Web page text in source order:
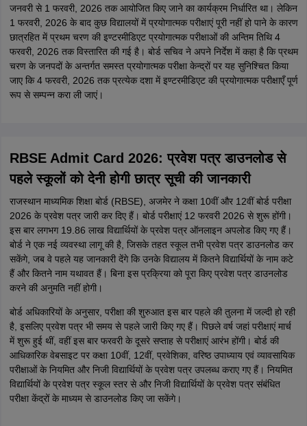
जनवरी से 1 फरवरी, 2026 तक आयोजित किए जाने का कार्यक्रम निर्धारित था। लेकिन
1 फरवरी, 2026 के बाद कुछ विद्यालयों में प्रयोगात्मक परीक्षाएं पूरी नहीं हो पाने के कारण
छात्रहित में प्रथम चरण की इण्टरमीडिएट प्रयोगात्मक परीक्षाओं की अन्तिम तिथि 4
फरवरी, 2026 तक विस्तारित की गई है। बोर्ड सचिव ने अपने निर्देश में कहा है कि प्रथम
चरण के जनपदों के अन्तर्गत समस्त प्रयोगात्मक परीक्षा केन्द्रों पर यह सुनिश्चित किया
जाए कि 4 फरवरी, 2026 तक प्रत्येक दशा में इण्टरमीडिएट की प्रयोगात्मक परीक्षाएँ पूर्ण
रूप से सम्पन्न करा ली जाएं।
RBSE Admit Card 2026: प्रवेश पत्र डाउनलोड से
पहले स्कूलों को देनी होगी छात्र सूची की जानकारी
राजस्थान माध्यमिक शिक्षा बोर्ड (RBSE), अजमेर ने कक्षा 10वीं और 12वीं बोर्ड परीक्षा
2026 के प्रवेश पत्र जारी कर दिए हैं। बोर्ड परीक्षाएं 12 फरवरी 2026 से शुरू होंगी।
इस बार लगभग 19.86 लाख विद्यार्थियों के प्रवेश पत्र ऑनलाइन अपलोड किए गए हैं।
बोर्ड ने एक नई व्यवस्था लागू की है, जिसके तहत स्कूल तभी प्रवेश पत्र डाउनलोड कर
सकेंगे, जब वे पहले यह जानकारी देंगे कि उनके विद्यालय में कितने विद्यार्थियों के नाम कटे
हैं और कितने नाम यथावत हैं। बिना इस प्रक्रिया को पूरा किए प्रवेश पत्र डाउनलोड
करने की अनुमति नहीं होगी।
बोर्ड अधिकारियों के अनुसार, परीक्षा की शुरुआत इस बार पहले की तुलना में जल्दी हो रही
है, इसलिए प्रवेश पत्र भी समय से पहले जारी किए गए हैं। पिछले वर्ष जहां परीक्षाएं मार्च
में शुरू हुई थीं, वहीं इस बार फरवरी के दूसरे सप्ताह से परीक्षाएं आरंभ होंगी। बोर्ड की
आधिकारिक वेबसाइट पर कक्षा 10वीं, 12वीं, प्रवेशिका, वरिष्ठ उपाध्याय एवं व्यावसायिक
परीक्षाओं के नियमित और निजी विद्यार्थियों के प्रवेश पत्र उपलब्ध कराए गए हैं। नियमित
विद्यार्थियों के प्रवेश पत्र स्कूल स्तर से और निजी विद्यार्थियों के प्रवेश पत्र संबंधित
परीक्षा केंद्रों के माध्यम से डाउनलोड किए जा सकेंगे।